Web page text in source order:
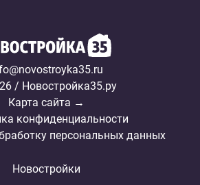
/ Новостройка35.ру
Карта сайта →
конфиденциальности
персональных данных
Новостройки